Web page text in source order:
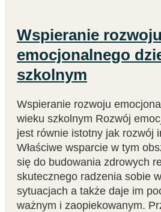
Wspieranie rozwoju
emocjonalnego
szkolnym
Wspieranie rozwoju
wieku szkolnym Rozwój
jest równie istotny jak rozwój
Właściwe wsparcie w tym
się do budowania zdrowych
skutecznego radzenia sobie
sytuacjach a także daje im
ważnym i zaopiekowanym.